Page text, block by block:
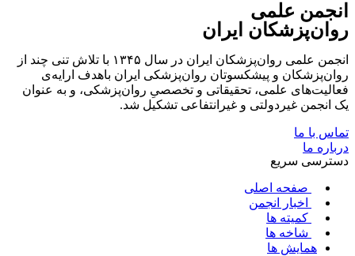
انجمن علمی
روان‌پزشکان ایران
انجمن علمی روان‌پزشکان ایران در سال ۱۳۴۵ با تلاش تنی چند از
روان‌پزشکان و پیشکسوتان روان‌پزشکی ایران باهدف ارایه‌ی
فعالیت‌های علمی، تحقیقاتی و تخصصیِ روان‌پزشکی، و به عنوان
یک انجمن غیردولتی و غیرانتفاعی تشکیل شد.
تماس با ما
درباره ما
دسترسی سریع
صفحه اصلی
اخبار انجمن
کمیته ها
شاخه ها
همایش ها